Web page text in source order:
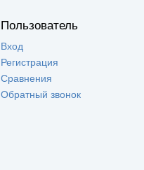
Пользователь
Вход
Регистрация
Сравнения
Обратный звонок